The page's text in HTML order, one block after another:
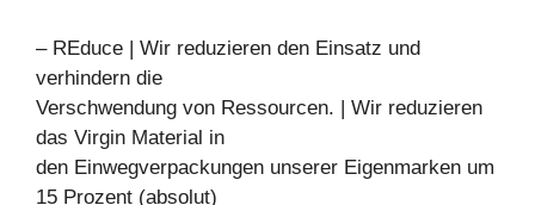
– REduce | Wir reduzieren den Einsatz und
verhindern die
Verschwendung von Ressourcen. | Wir reduzieren
das Virgin Material in
den Einwegverpackungen unserer Eigenmarken um
15 Prozent (absolut)